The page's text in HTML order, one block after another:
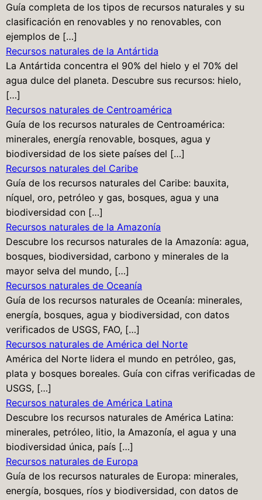
Guía completa de los tipos de recursos naturales y su
clasificación en renovables y no renovables, con
ejemplos de […]
Recursos naturales de la Antártida
La Antártida concentra el 90% del hielo y el 70% del
agua dulce del planeta. Descubre sus recursos: hielo,
[…]
Recursos naturales de Centroamérica
Guía de los recursos naturales de Centroamérica:
minerales, energía renovable, bosques, agua y
biodiversidad de los siete países del […]
Recursos naturales del Caribe
Guía de los recursos naturales del Caribe: bauxita,
níquel, oro, petróleo y gas, bosques, agua y una
biodiversidad con […]
Recursos naturales de la Amazonía
Descubre los recursos naturales de la Amazonía: agua,
bosques, biodiversidad, carbono y minerales de la
mayor selva del mundo, […]
Recursos naturales de Oceanía
Guía de los recursos naturales de Oceanía: minerales,
energía, bosques, agua y biodiversidad, con datos
verificados de USGS, FAO, […]
Recursos naturales de América del Norte
América del Norte lidera el mundo en petróleo, gas,
plata y bosques boreales. Guía con cifras verificadas de
USGS, […]
Recursos naturales de América Latina
Descubre los recursos naturales de América Latina:
minerales, petróleo, litio, la Amazonía, el agua y una
biodiversidad única, país […]
Recursos naturales de Europa
Guía de los recursos naturales de Europa: minerales,
energía, bosques, ríos y biodiversidad, con datos de